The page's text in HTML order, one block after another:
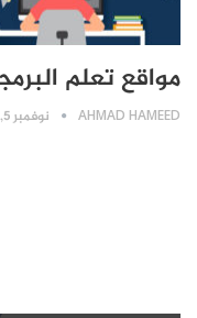
مواقع تعلم
AHMAD HAMEED نوفمبر 5, 2020